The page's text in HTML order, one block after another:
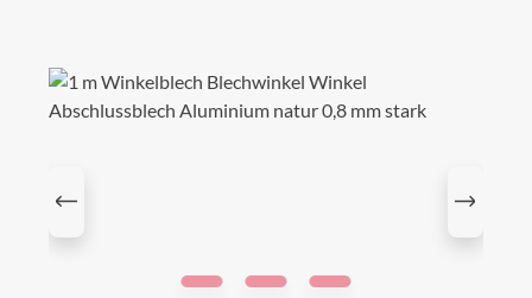
Bildergalerie überspringen